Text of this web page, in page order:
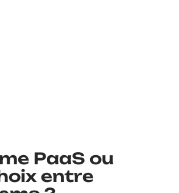
PaaS ou
entre